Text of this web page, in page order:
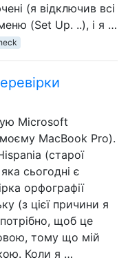
(я відключив всі
(Set Up. ..), і я …
Microsoft
MacBook Pro).
(старої
сьогодні є
орфографії
(з цієї причини я
щоб це
тому що мій
Коли я …